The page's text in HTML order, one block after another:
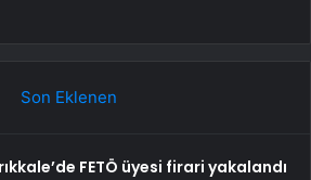
Son Eklenen
FETÖ üyesi firari yakalandı